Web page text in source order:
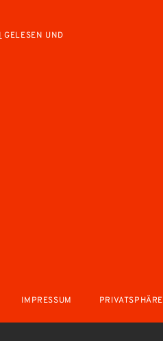
GELESEN UND
IMPRESSUM PRIVATSPHÄRE